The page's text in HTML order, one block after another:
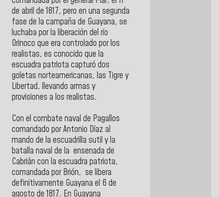
de abril de 1817, pero en una segunda
fase de la campaña de Guayana, se
luchaba por la liberación del río
Orinoco que era controlado por los
realistas, es conocido que la
escuadra patriota capturó dos
goletas norteamericanas, las Tigre y
Libertad, llevando armas y
provisiones a los realistas.
Con el combate naval de Pagallos
comandado por Antonio Díaz al
mando de la escuadrilla sutil y la
batalla naval de la ensenada de
Cabrián con la escuadra patriota,
comandada por Brión, se libera
definitivamente Guayana el 6 de
agosto de 1817. En Guayana